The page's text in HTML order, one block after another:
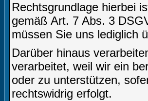
Rechtsgrundlage hierbei
gemäß Art. 7 Abs. 3
müssen Sie uns lediglich
Darüber hinaus
verarbeitet, weil wir ein
oder zu unterstützen,
rechtswidrig erfolgt.